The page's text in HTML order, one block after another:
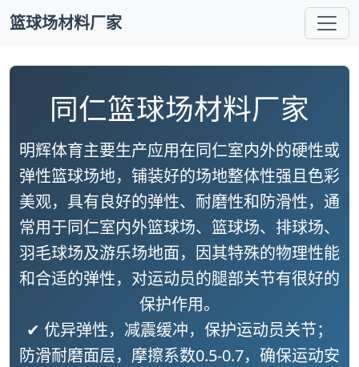
篮球场材料厂家
同仁篮球场材料厂家
明辉体育主要生产应用在同仁室内外的硬性或
弹性篮球场地，铺装好的场地整体性强且色彩
美观，具有良好的弹性、耐磨性和防滑性，通
常用于同仁室内外篮球场、篮球场、排球场、
羽毛球场及游乐场地面，因其特殊的物理性能
和合适的弹性，对运动员的腿部关节有很好的
保护作用。
✔ 优异弹性，减震缓冲，保护运动员关节；
防滑耐磨面层，摩擦系数0.5-0.7，确保运动安